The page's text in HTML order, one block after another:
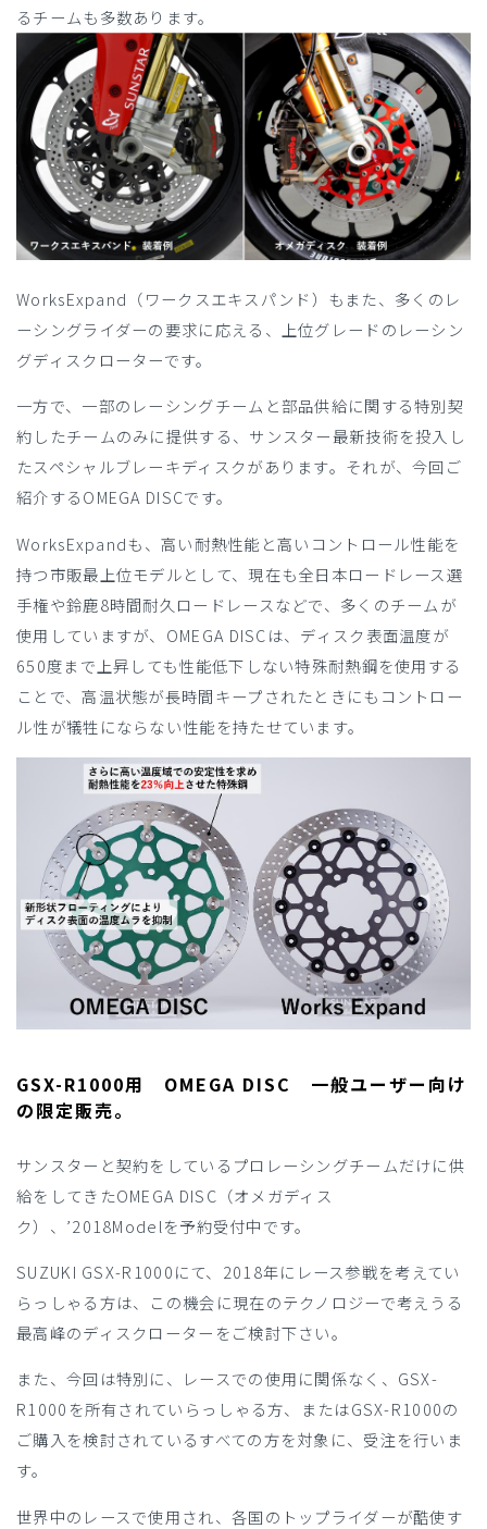
るチームも多数あります。
WorksExpand（ワークスエキスパンド）もまた、多くのレ
ーシングライダーの要求に応える、上位グレードのレーシン
グディスクローターです。
一方で、一部のレーシングチームと部品供給に関する特別契
約したチームのみに提供する、サンスター最新技術を投入し
たスペシャルブレーキディスクがあります。それが、今回ご
紹介するOMEGA DISCです。
WorksExpandも、高い耐熱性能と高いコントロール性能を
持つ市販最上位モデルとして、現在も全日本ロードレース選
手権や鈴鹿8時間耐久ロードレースなどで、多くのチームが
使用していますが、OMEGA DISCは、ディスク表面温度が
650度まで上昇しても性能低下しない特殊耐熱鋼を使用する
ことで、高温状態が長時間キープされたときにもコントロー
ル性が犠牲にならない性能を持たせています。
GSX-R1000用 OMEGA DISC 一般ユーザー向け
の限定販売。
サンスターと契約をしているプロレーシングチームだけに供
給をしてきたOMEGA DISC（オメガディス
ク）、’2018Modelを予約受付中です。
SUZUKI GSX-R1000にて、2018年にレース参戦を考えてい
らっしゃる方は、この機会に現在のテクノロジーで考えうる
最高峰のディスクローターをご検討下さい。
また、今回は特別に、レースでの使用に関係なく、GSX-
R1000を所有されていらっしゃる方、またはGSX-R1000の
ご購入を検討されているすべての方を対象に、受注を行いま
す。
世界中のレースで使用され、各国のトップライダーが酷使す